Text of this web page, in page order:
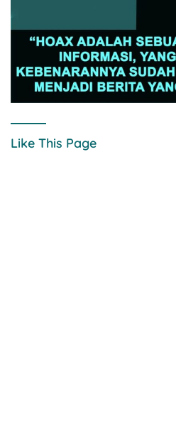
Like This Page